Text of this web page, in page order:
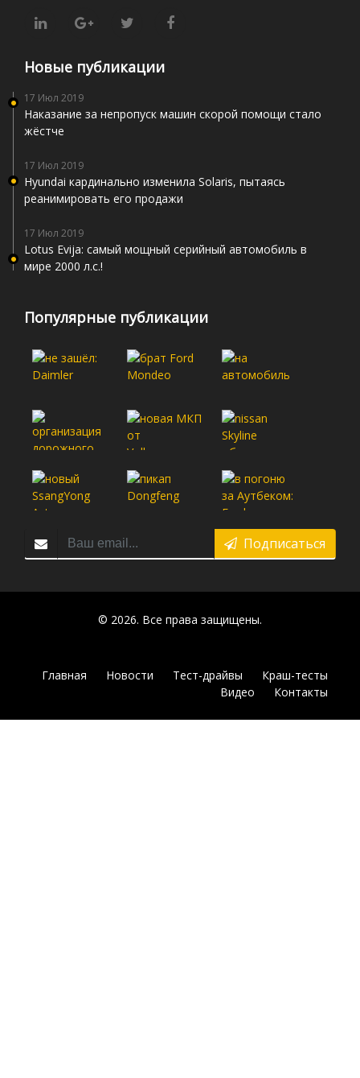
Новые публикации
17 Июл 2019
Наказание за непропуск машин скорой помощи стало
жёстче
17 Июл 2019
Hyundai кардинально изменила Solaris, пытаясь
реанимировать его продажи
17 Июл 2019
Lotus Evija: самый мощный серийный автомобиль в
мире 2000 л.с.!
Популярные публикации
Подписаться
© 2026. Все права защищены.
Главная Новости Тест-драйвы
Краш-тесты
Видео
Контакты